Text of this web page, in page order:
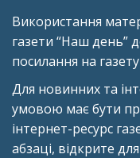
Використання
газети “Наш день”
посилання на
Для новинних та
умовою має бути
інтернет-ресурс
абзаці, відкрите